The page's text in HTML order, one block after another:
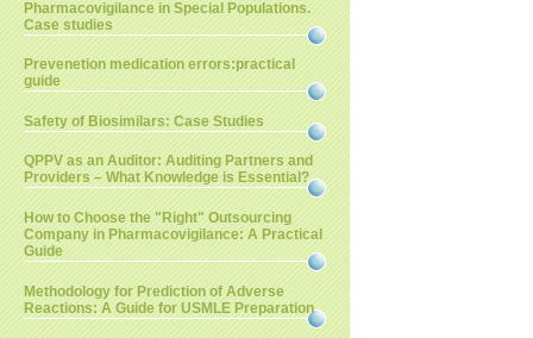
Pharmacovigilance in Special Populations.
Case studies
Prevenetion medication errors:practical
guide
Safety of Biosimilars: Case Studies
QPPV as an Auditor: Auditing Partners and
Providers – What Knowledge is Essential?
How to Choose the "Right" Outsourcing
Company in Pharmacovigilance: A Practical
Guide
Methodology for Prediction of Adverse
Reactions: A Guide for USMLE Preparation